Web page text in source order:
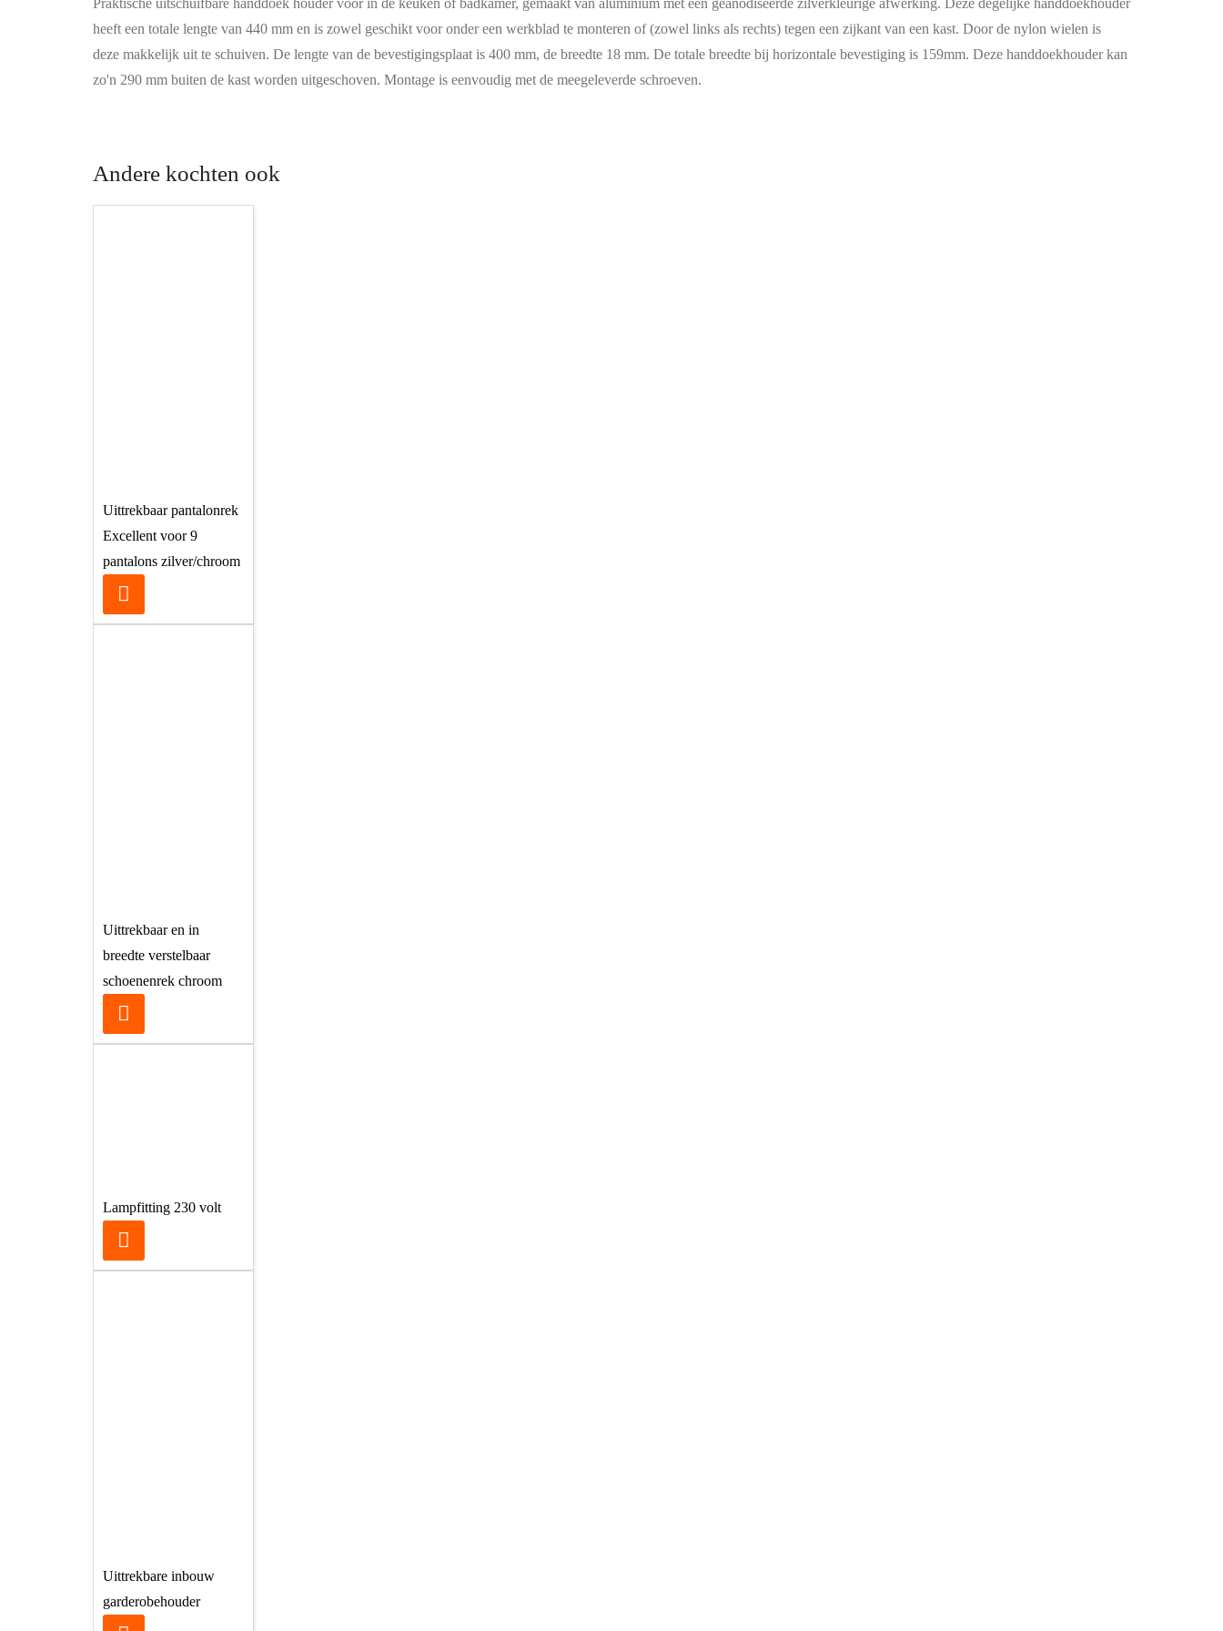
Praktische uitschuifbare handdoek houder voor in de keuken of badkamer, gemaakt van aluminium met een geanodiseerde zilverkleurige afwerking. Deze degelijke handdoekhouder
heeft een totale lengte van 440 mm en is zowel geschikt voor onder een werkblad te monteren of (zowel links als rechts) tegen een zijkant van een kast. Door de nylon wielen is
deze makkelijk uit te schuiven. De lengte van de bevestigingsplaat is 400 mm, de breedte 18 mm. De totale breedte bij horizontale bevestiging is 159mm. Deze handdoekhouder kan
zo'n 290 mm buiten de kast worden uitgeschoven. Montage is eenvoudig met de meegeleverde schroeven.
Andere kochten ook
Uittrekbaar pantalonrek
Excellent voor 9
pantalons zilver/chroom
Uittrekbaar en in
breedte verstelbaar
schoenenrek chroom
Lampfitting 230 volt
Uittrekbare inbouw
garderobehouder